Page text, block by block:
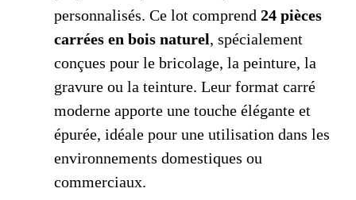
personnalisés. Ce lot comprend 24 pièces
carrées en bois naturel, spécialement
conçues pour le bricolage, la peinture, la
gravure ou la teinture. Leur format carré
moderne apporte une touche élégante et
épurée, idéale pour une utilisation dans les
environnements domestiques ou
commerciaux.